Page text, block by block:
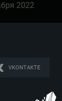
2022
VKONTAKTE